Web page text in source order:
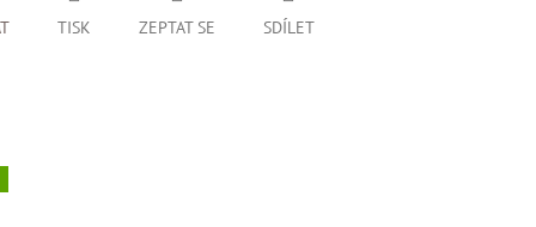
TISK ZEPTAT SE SDÍLET